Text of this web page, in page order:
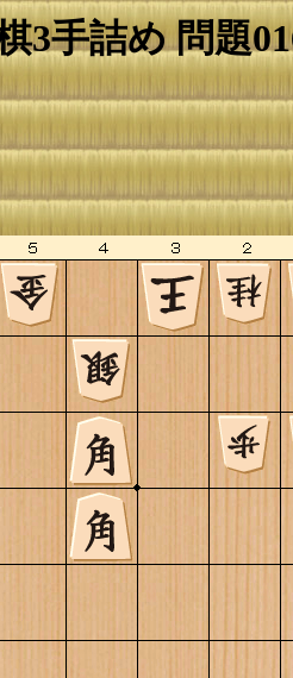
3手詰め 問題